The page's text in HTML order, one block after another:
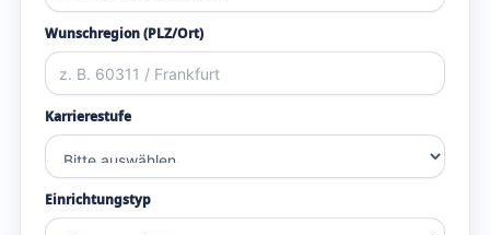
Wunschregion (PLZ/Ort)
Karrierestufe
Einrichtungstyp